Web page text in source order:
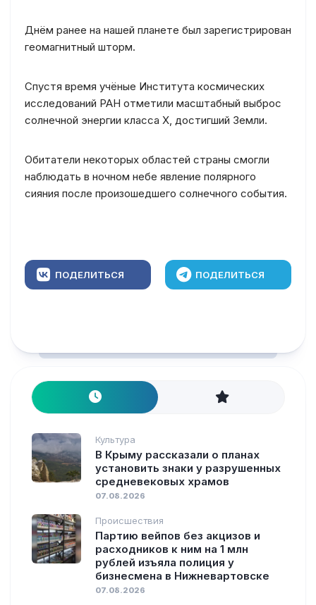
Днём ранее на нашей планете был зарегистрирован
геомагнитный шторм.
Спустя время учёные Института космических
исследований РАН отметили масштабный выброс
солнечной энергии класса X, достигший Земли.
Обитатели некоторых областей страны смогли
наблюдать в ночном небе явление полярного
сияния после произошедшего солнечного события.
ПОДЕЛИТЬСЯ ПОДЕЛИТЬСЯ
Культура
В Крыму рассказали о планах
установить знаки у разрушенных
средневековых храмов
07.08.2026
Происшествия
Партию вейпов без акцизов и
расходников к ним на 1 млн
рублей изъяла полиция у
бизнесмена в Нижневартовске
07.08.2026